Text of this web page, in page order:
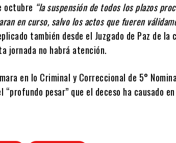
octubre “la suspensión de todos los plazos
en curso, salvo los actos que fueren
también desde el Juzgado de Paz de la
jornada no habrá atención.
en lo Criminal y Correccional de 5°
“profundo pesar” que el deceso ha causado